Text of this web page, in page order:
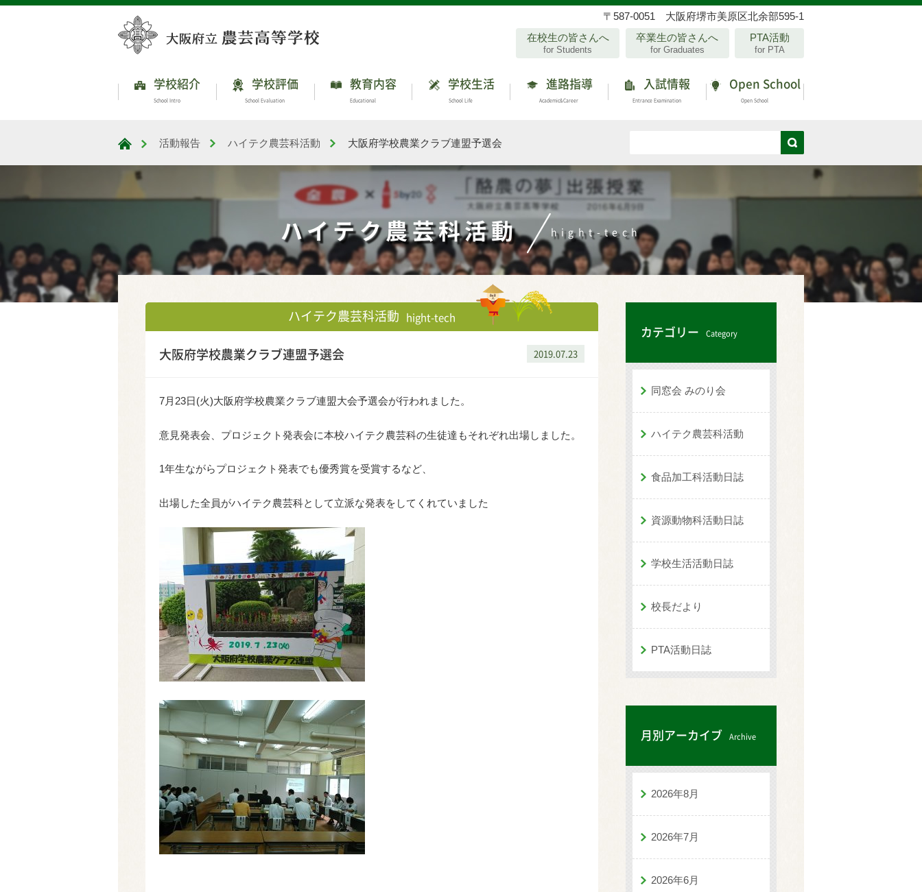
〒587-0051 大阪府堺市美原区北余部595-1
在校生の皆さんへ
for Students
卒業生の皆さんへ
for Graduates
PTA活動
for PTA
学校紹介
School Intro
学校評価
School Evaluation
教育内容
Educational
学校生活
School Life
進路指導
Academic&Career
入試情報
Entrance Examination
Open School
Open School
大阪府立農芸高等学校
活動報告 ハイテク農芸科活動 大阪府学校農業クラブ連盟予選会
ハイテク農芸科活動 hight-tech
ハイテク農芸科活動 hight-tech
2019.07.23
大阪府学校農業クラブ連盟予選会
7月23日(火)大阪府学校農業クラブ連盟大会予選会が行われました。
意見発表会、プロジェクト発表会に本校ハイテク農芸科の生徒達もそれぞれ出場しました。
1年生ながらプロジェクト発表でも優秀賞を受賞するなど、
出場した全員がハイテク農芸科として立派な発表をしてくれていました
カテゴリー Category
同窓会 みのり会
ハイテク農芸科活動
食品加工科活動日誌
資源動物科活動日誌
学校生活活動日誌
校長だより
PTA活動日誌
月別アーカイブ Archive
2026年8月
2026年7月
2026年6月